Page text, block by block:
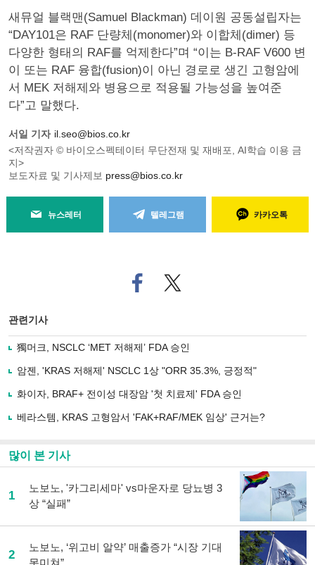
새뮤얼 블랙맨(Samuel Blackman) 데이원 공동설립자는
“DAY101은 RAF 단량체(monomer)와 이합체(dimer) 등
다양한 형태의 RAF를 억제한다”며 “이는 B-RAF V600 변
이 또는 RAF 융합(fusion)이 아닌 경로로 생긴 고형암에
서 MEK 저해제와 병용으로 적용될 가능성을 높여준
다”고 말했다.
서일 기자 il.seo@bios.co.kr
<저작권자 © 바이오스펙테이터 무단전재 및 재배포, AI학습 이용 금
지>
보도자료 및 기사제보 press@bios.co.kr
뉴스레터 텔레그램 카카오톡
페
이
로
기
사
유
기
트위
터로
관련기사
獨머크, NSCLC ‘MET 저해제’ FDA 승인
암젠, 'KRAS 저해제' NSCLC 1상 "ORR 35.3%, 긍정적"
화이자, BRAF+ 전이성 대장암 '첫 치료제' FDA 승인
베라스템, KRAS 고형암서 'FAK+RAF/MEK 임상' 근거는?
많이 본 기사
1
노보노, '카그리세마' vs마운자로 당뇨병 3
상 “실패”
2
노보노, ‘위고비 알약’ 매출증가 “시장 기대
못미쳐”